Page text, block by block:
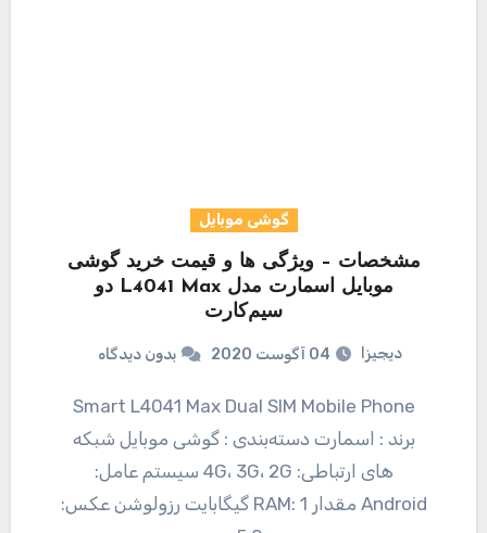
گوشی موبایل
مشخصات – ویژگی ها و قیمت خرید گوشی
موبایل اسمارت مدل L4041 Max دو
سیم‌کارت
دیجیزا 04 آگوست 2020 بدون دیدگاه
Smart L4041 Max Dual SIM Mobile Phone
برند : اسمارت دسته‌بندی : گوشی موبایل شبکه
های ارتباطی: 4G، 3G، 2G سیستم عامل:
Android مقدار RAM: 1 گیگابایت رزولوشن عکس: